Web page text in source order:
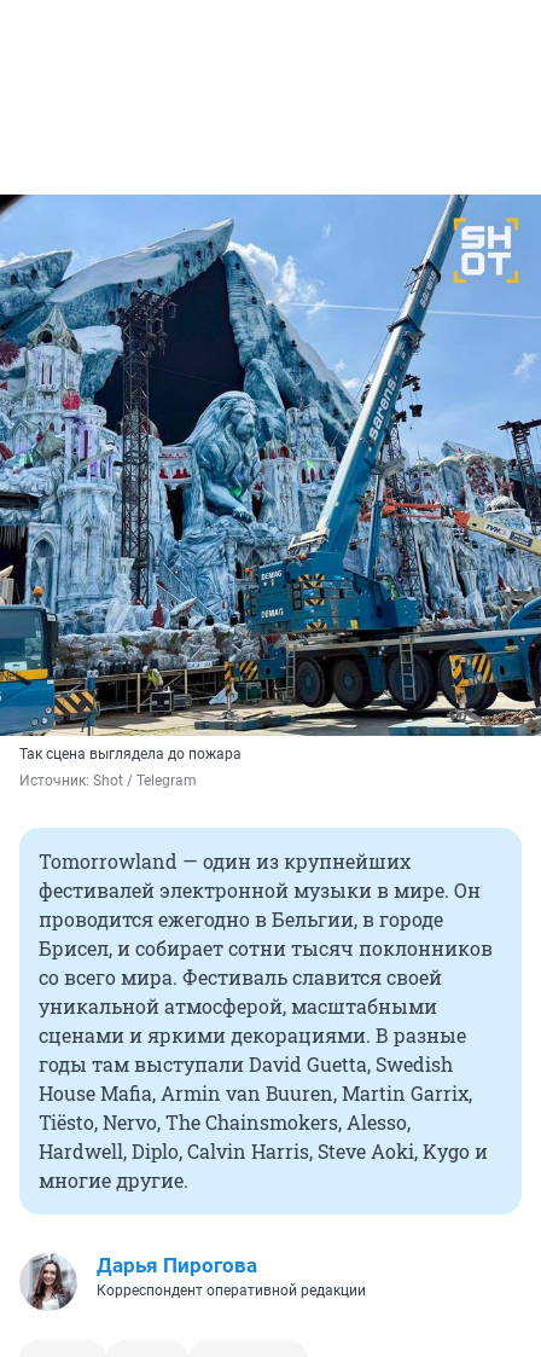
Так сцена выглядела до пожара
Источник: Shot / Telegram
Tomorrowland — один из крупнейших
фестивалей электронной музыки в мире. Он
проводится ежегодно в Бельгии, в городе
Брисел, и собирает сотни тысяч поклонников
со всего мира. Фестиваль славится своей
уникальной атмосферой, масштабными
сценами и яркими декорациями. В разные
годы там выступали David Guetta, Swedish
House Mafia, Armin van Buuren, Martin Garrix,
Tiësto, Nervo, The Chainsmokers, Alesso,
Hardwell, Diplo, Calvin Harris, Steve Aoki, Kygo и
многие другие.
Дарья Пирогова
Корреспондент оперативной редакции